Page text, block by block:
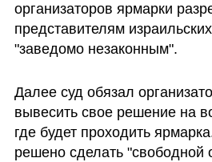
организаторов ярмарки
представителям
"заведомо незаконным".
Далее суд обязал
вывесить свое решение на
где будет проходить
решено сделать "свободной